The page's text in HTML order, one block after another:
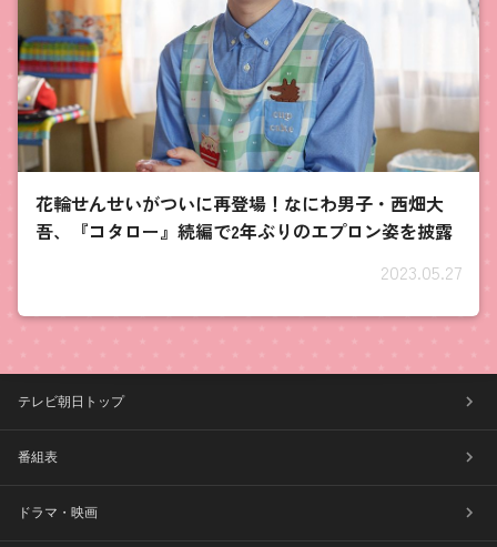
花輪せんせいがついに再登場！なにわ男子・西畑大
吾、『コタロー』続編で2年ぶりのエプロン姿を披露
2023.05.27
テレビ朝日トップ
番組表
ドラマ・映画